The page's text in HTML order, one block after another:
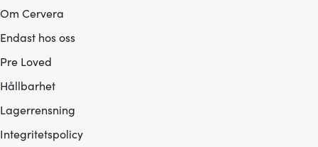
Om Cervera
Endast hos oss
Pre Loved
Hållbarhet
Lagerrensning
Integritetspolicy